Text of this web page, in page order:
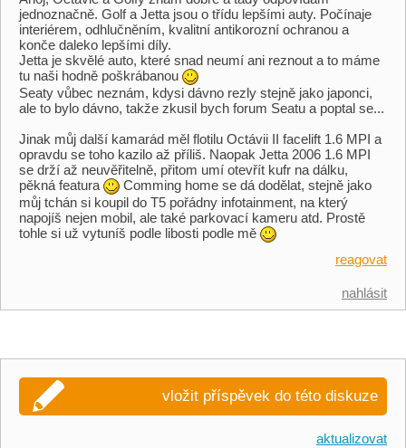
jednoznačně. Golf a Jetta jsou o třídu lepšími auty. Počínaje
interiérem, odhlučněním, kvalitní antikorozní ochranou a
konče daleko lepšími díly.
Jetta je skvělé auto, které snad neumí ani reznout a to máme
tu naši hodně poškrábanou
Seaty vůbec neznám, kdysi dávno rezly stejně jako japonci,
ale to bylo dávno, takže zkusil bych forum Seatu a poptal se...
Jinak můj další kamarád měl flotilu Octávii II facelift 1.6 MPI a
opravdu se toho kazilo až příliš. Naopak Jetta 2006 1.6 MPI
se drží až neuvěřitelně, přitom umí otevřít kufr na dálku,
pěkná featura
Comming home se dá dodělat, stejně jako
můj tchán si koupil do T5 pořádny infotainment, na který
napojíš nejen mobil, ale také parkovací kameru atd. Prostě
tohle si už vytuníš podle libosti podle mě
reagovat
nahlásit
vložit příspěvek do této diskuze
aktualizovat